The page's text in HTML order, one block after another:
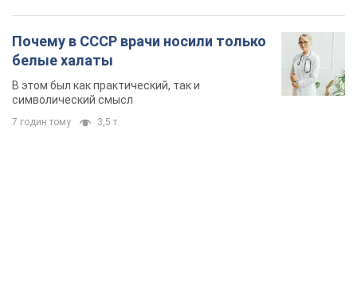
Почему в СССР врачи носили только
белые халаты
В этом был как практический, так и
символический смысл
7 годин тому 3,5 т.